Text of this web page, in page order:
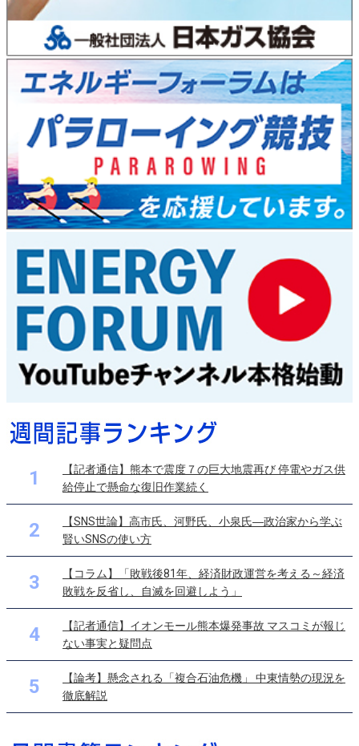
1
【記者通信】熊本で震度７の巨大地震再び 停電やガス供
給停止で懸命な復旧作業続く
2
【SNS世論】高市氏、河野氏、小泉氏―政治家から学ぶ
賢いSNSの使い方
3
【コラム】「敗戦後81年、経済財政運営を考える～経済
敗戦を反省し、自滅を回避しよう」
4
【記者通信】イオンモール熊本爆発事故 マスコミが報じ
ない事実と疑問点
5
【論考】懸念される「複合石油危機」 中東情勢の現況を
徹底解説